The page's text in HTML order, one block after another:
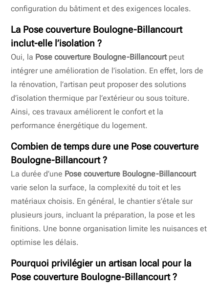
configuration du bâtiment et des exigences locales.
La Pose couverture Boulogne-Billancourt
inclut-elle l’isolation ?
Oui, la Pose couverture Boulogne-Billancourtpeut
intégrer une amélioration de l’isolation. En effet, lors de
la rénovation, l’artisan peut proposer des solutions
d’isolation thermique par l’extérieur ou sous toiture.
Ainsi, ces travaux améliorent le confort et la
performance énergétique du logement.
Combien de temps dure une Pose couverture
Boulogne-Billancourt ?
La durée d’une Pose couverture Boulogne-Billancourt
varie selon la surface, la complexité du toit et les
matériaux choisis. En général, le chantier s’étale sur
plusieurs jours, incluant la préparation, la pose et les
finitions. Une bonne organisation limite les nuisances et
optimise les délais.
Pourquoi privilégier un artisan local pour la
Pose couverture Boulogne-Billancourt ?